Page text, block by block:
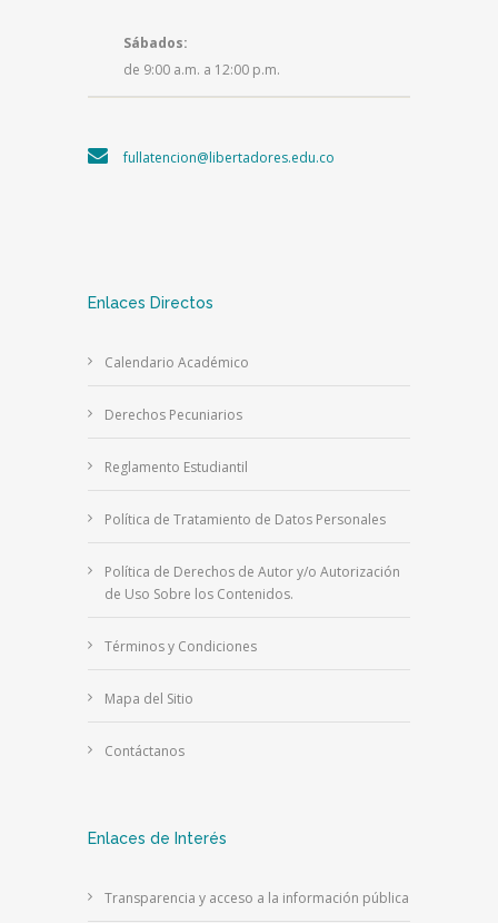
Sábados:
de 9:00 a.m. a 12:00 p.m.
fullatencion@libertadores.edu.co
Enlaces Directos
Calendario Académico
Derechos Pecuniarios
Reglamento Estudiantil
Política de Tratamiento de Datos Personales
Política de Derechos de Autor y/o Autorización
de Uso Sobre los Contenidos.
Términos y Condiciones
Mapa del Sitio
Contáctanos
Enlaces de Interés
Transparencia y acceso a la información pública